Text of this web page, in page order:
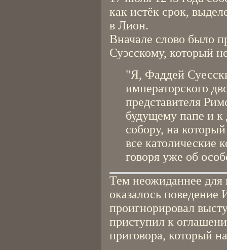
как истёк срок,
в Лион.
Вначале слово было
Суэсскому, который
"Я, Фаддей
императорского
представителя
будущему папе и к
собору, на
все католические
говоря уже об
Тем неожиданнее для
оказалось
проигнорировал
приступил к
приговора, который